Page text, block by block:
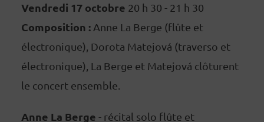
Vendredi 17 octobre 20 h 30 - 21 h 30
Composition :Anne La Berge (flûte et
électronique), Dorota Matejová (traverso et
électronique), La Berge et Matejová clôturent
le concert ensemble.
Anne La Berge - récital solo flûte et